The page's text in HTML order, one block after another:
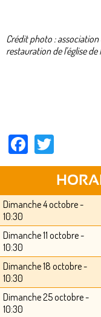
Crédit photo :
restauration de l'église de
Facebook
Dimanche 4 octobre -
10:30
Dimanche 11 octobre -
10:30
Dimanche 18 octobre -
10:30
Dimanche 25 octobre -
10:30